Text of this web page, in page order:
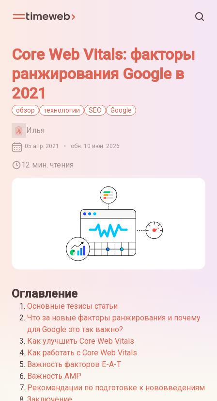
Core Web Vitals: факторы
ранжирования Google в
2021
обзор технологии SEO Google
Илья
05 апр. 2021 • обн. 10 июн. 2026
12 мин. чтения
Оглавление
Основные тезисы статьи
Что за новые факторы ранжирования и почему
для Google это так важно?
Как улучшить Core Web Vitals
Как работать с Core Web Vitals
Важность факторов E-A-T
Важность AMP
Рекомендации по подготовке к нововведениям